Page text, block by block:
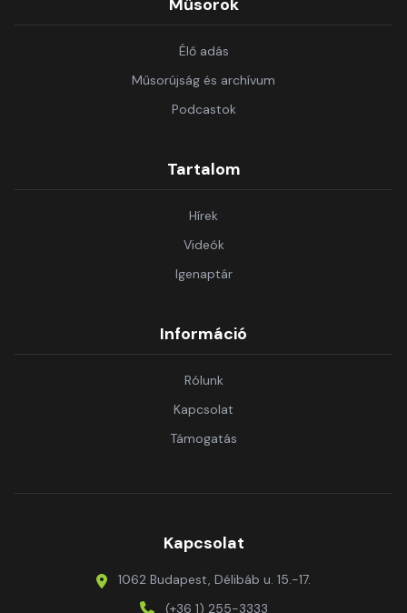
Műsorok
Élő adás
Műsorújság és archívum
Podcastok
Tartalom
Hírek
Videók
Igenaptár
Információ
Rólunk
Kapcsolat
Támogatás
Kapcsolat
1062 Budapest, Délibáb u. 15.-17.
(+36 1) 255-3333